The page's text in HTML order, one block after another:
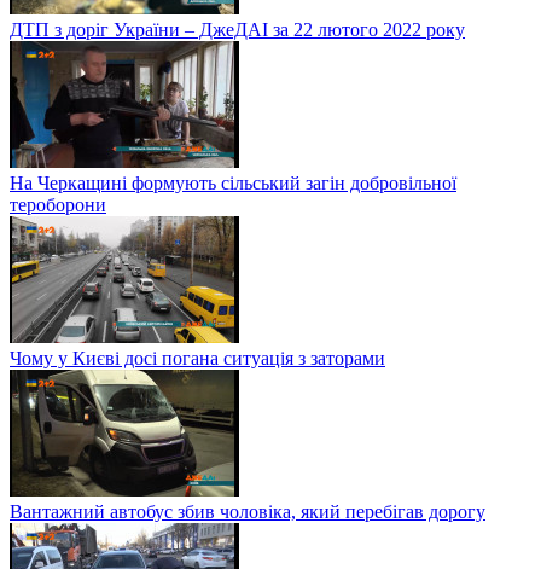
ДТП з доріг України – ДжеДАІ за 22 лютого 2022 року
На Черкащині формують сільський загін добровільної
тероборони
Чому у Києві досі погана ситуація з заторами
Вантажний автобус збив чоловіка, який перебігав дорогу